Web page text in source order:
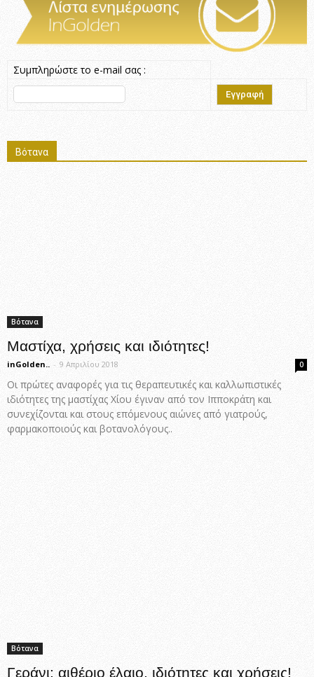
Συμπληρώστε το e-mail σας :
Βότανα
Βότανα
Μαστίχα, χρήσεις και ιδιότητες!
inGolden.. - 9 Απριλίου 2018 0
Οι πρώτες αναφορές για τις θεραπευτικές και καλλωπιστικές
ιδιότητες της μαστίχας Χίου έγιναν από τον Ιπποκράτη και
συνεχίζονται και στους επόμενους αιώνες από γιατρούς,
φαρμακοποιούς και βοτανολόγους..
Βότανα
Γεράνι: αιθέριο έλαιο, ιδιότητες και χρήσεις!